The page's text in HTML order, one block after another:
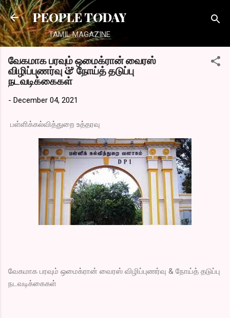
Skip to main content
PEOPLE TODAY
TAMIL MAGAZINE
வேகமாக பரவும் ஒமைக்ரான் வைரஸ்
விழிப்புணர்வு & நோய்த் தடுப்பு
நடவடிக்கைகள்
- December 04, 2021
பள்ளிக்கல்வித்துறை உத்தரவு
வேகமாக பரவும் ஒமைக்ரான் வைரஸ் விழிப்புணர்வு & நோய்த் தடுப்பு
நடவடிக்கைகள்